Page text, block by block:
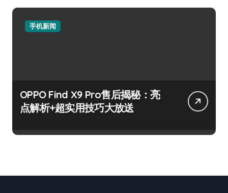
手机新闻
OPPO Find X9 Pro售后揭秘：亮
点解析+超实用技巧大放送